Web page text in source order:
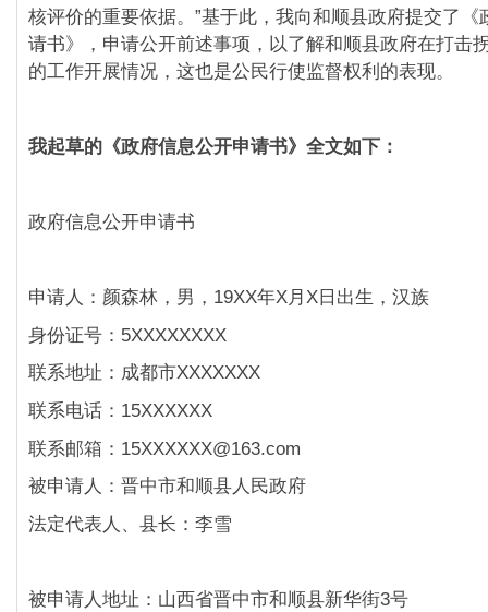
核评价的重要依据。”基于此，我向和顺县政府提交了《
请书》，申请公开前述事项，以了解和顺县政府在打击
的工作开展情况，这也是公民行使监督权利的表现。
我起草的《政府信息公开申请书》全文如下：
政府信息公开申请书
申请人：颜森林，男，19XX年X月X日出生，汉族
身份证号：5XXXXXXXX
联系地址：成都市XXXXXXX
联系电话：15XXXXXX
联系邮箱：15XXXXXX@163.com
被申请人：晋中市和顺县人民政府
法定代表人、县长：李雪
被申请人地址：山西省晋中市和顺县新华街3号